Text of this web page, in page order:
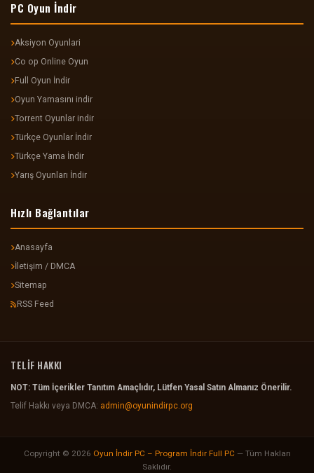
PC Oyun İndir
Aksiyon Oyunlari
Co op Online Oyun
Full Oyun İndir
Oyun Yamasını indir
Torrent Oyunlar indir
Türkçe Oyunlar İndir
Türkçe Yama İndir
Yarış Oyunları İndir
Hızlı Bağlantılar
Anasayfa
İletişim / DMCA
Sitemap
RSS Feed
TELİF HAKKI
NOT: Tüm İçerikler Tanıtım Amaçlıdır, Lütfen Yasal Satın Almanız Önerilir.
Telif Hakkı veya DMCA: admin@oyunindirpc.org
Copyright © 2026 Oyun İndir PC – Program İndir Full PC — Tüm Hakları
Saklıdır.